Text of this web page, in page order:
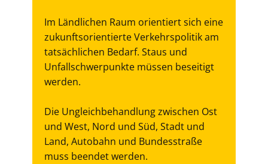
Im Ländlichen Raum orientiert sich eine
zukunftsorientierte Verkehrspolitik am
tatsächlichen Bedarf. Staus und
Unfallschwerpunkte müssen beseitigt
werden.
Die Ungleichbehandlung zwischen Ost
und West, Nord und Süd, Stadt und
Land, Autobahn und Bundesstraße
muss beendet werden.